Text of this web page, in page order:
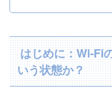
はじめに：Wi-Fi
いう状態か？